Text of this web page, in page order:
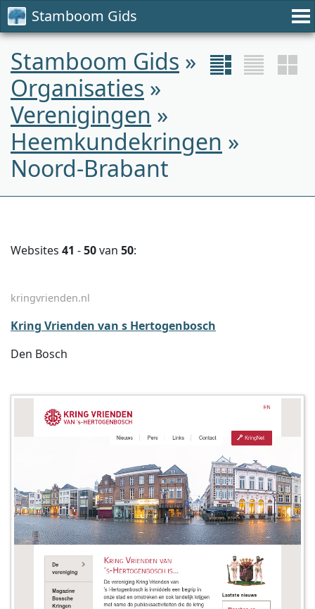
Stamboom Gids
Stamboom Gids »
Organisaties »
Verenigingen »
Heemkundekringen »
Noord-Brabant
Websites 41 -50van 50:
kringvrienden.nl
Kring Vrienden van s Hertogenbosch
Den Bosch